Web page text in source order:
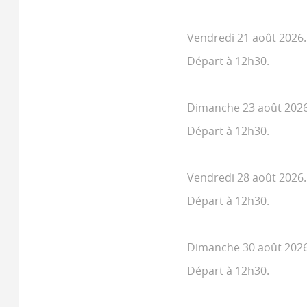
Vendredi 21 août 2026.
Départ à 12h30.
Dimanche 23 août
Départ à 12h30.
Vendredi 28 août 2026.
Départ à 12h30.
Dimanche 30 août
Départ à 12h30.